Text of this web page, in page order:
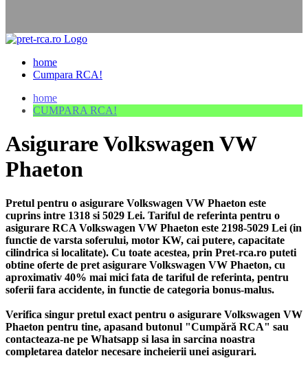
home
Cumpara RCA!
home
CUMPARA RCA!
Asigurare Volkswagen VW
Phaeton
Pretul pentru o asigurare Volkswagen VW Phaeton este
cuprins intre 1318 si 5029 Lei. Tariful de referinta pentru o
asigurare RCA Volkswagen VW Phaeton este 2198-5029 Lei (in
functie de varsta soferului, motor KW, cai putere, capacitate
cilindrica si localitate). Cu toate acestea, prin Pret-rca.ro puteti
obtine oferte de pret asigurare Volkswagen VW Phaeton, cu
aproximativ 40% mai mici fata de tariful de referinta, pentru
soferii fara accidente, in functie de categoria bonus-malus.
Verifica singur pretul exact pentru o asigurare Volkswagen VW
Phaeton pentru tine, apasand butonul "Cumpără RCA" sau
contacteaza-ne pe Whatsapp si lasa in sarcina noastra
completarea datelor necesare incheierii unei asigurari.